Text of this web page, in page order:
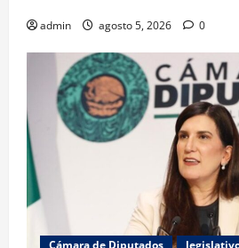
admin agosto 5, 2026 0
Cámara de Diputados